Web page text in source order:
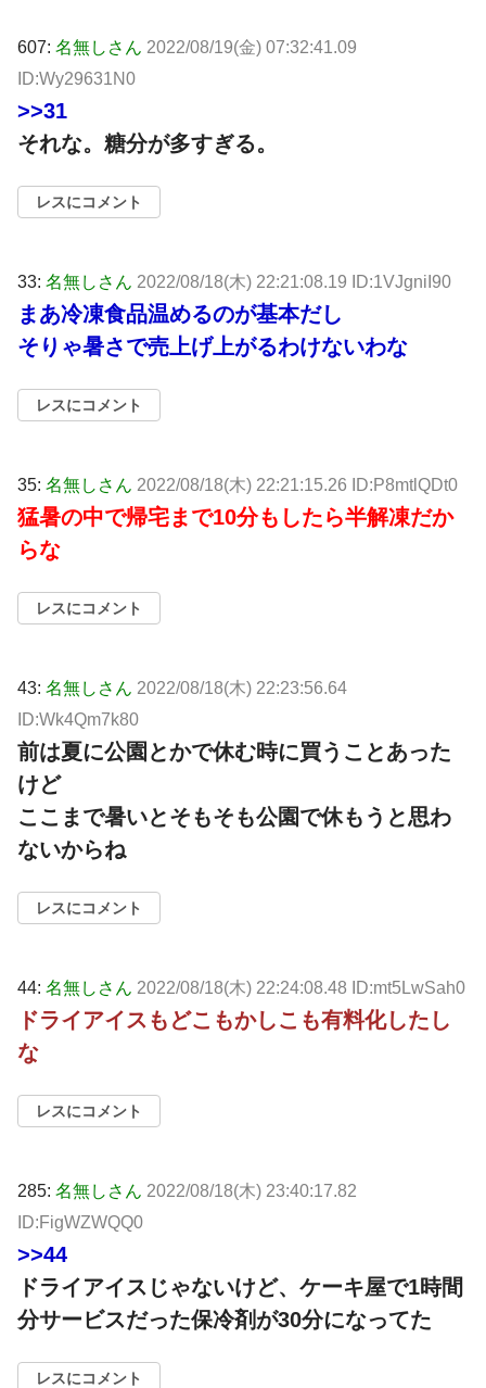
607: 名無しさん 2022/08/19(金) 07:32:41.09
ID:Wy29631N0
>>31
それな。糖分が多すぎる。
レスにコメント
33: 名無しさん 2022/08/18(木) 22:21:08.19 ID:1VJgniI90
まあ冷凍食品温めるのが基本だし
そりゃ暑さで売上げ上がるわけないわな
レスにコメント
35: 名無しさん 2022/08/18(木) 22:21:15.26 ID:P8mtlQDt0
猛暑の中で帰宅まで10分もしたら半解凍だか
らな
レスにコメント
43: 名無しさん 2022/08/18(木) 22:23:56.64
ID:Wk4Qm7k80
前は夏に公園とかで休む時に買うことあった
けど
ここまで暑いとそもそも公園で休もうと思わ
ないからね
レスにコメント
44: 名無しさん 2022/08/18(木) 22:24:08.48 ID:mt5LwSah0
ドライアイスもどこもかしこも有料化したし
な
レスにコメント
285: 名無しさん 2022/08/18(木) 23:40:17.82
ID:FigWZWQQ0
>>44
ドライアイスじゃないけど、ケーキ屋で1時間
分サービスだった保冷剤が30分になってた
レスにコメント